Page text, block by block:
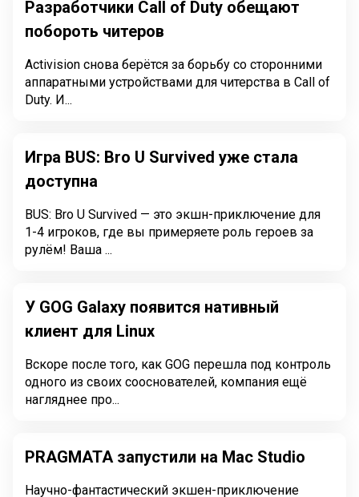
Разработчики Call of Duty обещают
побороть читеров
Activision снова берётся за борьбу со сторонними
аппаратными устройствами для читерства в Call of
Duty. И...
Игра BUS: Bro U Survived уже стала
доступна
BUS: Bro U Survived — это экшн-приключение для
1-4 игроков, где вы примеряете роль героев за
рулём! Ваша ...
У GOG Galaxy появится нативный
клиент для Linux
Вскоре после того, как GOG перешла под контроль
одного из своих сооснователей, компания ещё
нагляднее про...
PRAGMATA запустили на Mac Studio
Научно-фантастический экшен-приключение